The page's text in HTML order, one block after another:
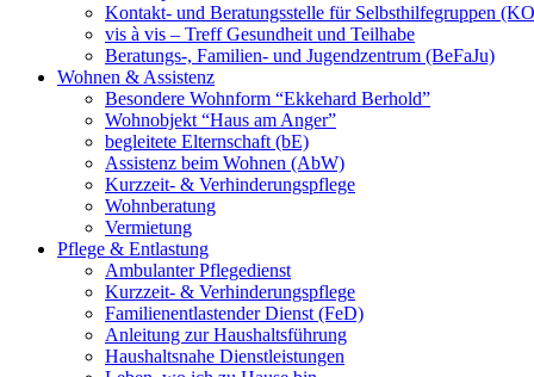
Kontakt- und Beratungsstelle für Selbsthilfegruppen
vis à vis – Treff Gesundheit und Teilhabe
Beratungs-, Familien- und Jugendzentrum (BeFaJu)
Wohnen & Assistenz
Besondere Wohnform “Ekkehard Berhold”
Wohnobjekt “Haus am Anger”
begleitete Elternschaft (bE)
Assistenz beim Wohnen (AbW)
Kurzzeit- & Verhinderungspflege
Wohnberatung
Vermietung
Pflege & Entlastung
Ambulanter Pflegedienst
Kurzzeit- & Verhinderungspflege
Familienentlastender Dienst (FeD)
Anleitung zur Haushaltsführung
Haushaltsnahe Dienstleistungen